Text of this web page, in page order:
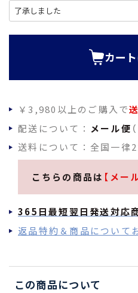
カー
￥3,980以上のご購入で
配送について： メール便
送料について：全国一律
こちらの商品は 【メー
365日最短翌日発送対応
返品特約＆商品について
この商品について